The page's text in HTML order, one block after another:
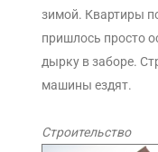
зимой. Квартиры
пришлось просто
дырку в заборе.
машины ездят.
Строительство